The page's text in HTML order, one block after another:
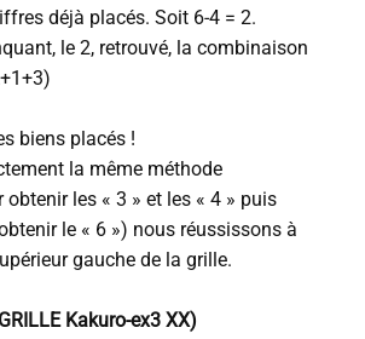
déjà placés. Soit 6-4 = 2.
le 2, retrouvé, la combinaison
biens placés !
la même méthode
obtenir les « 3 » et les « 4 » puis
le « 6 ») nous réussissons à
gauche de la grille.
Kakuro-ex3 XX)